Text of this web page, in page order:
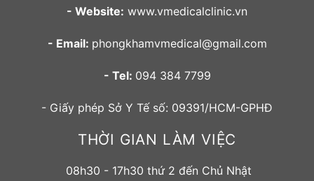
- Website: www.vmedicalclinic.vn
- Email: phongkhamvmedical@gmail.com
- Tel: 094 384 7799
- Giấy phép Sở Y Tế số: 09391/HCM-GPHĐ
THỜI GIAN LÀM VIỆC
08h30 - 17h30 thứ 2 đến Chủ Nhật